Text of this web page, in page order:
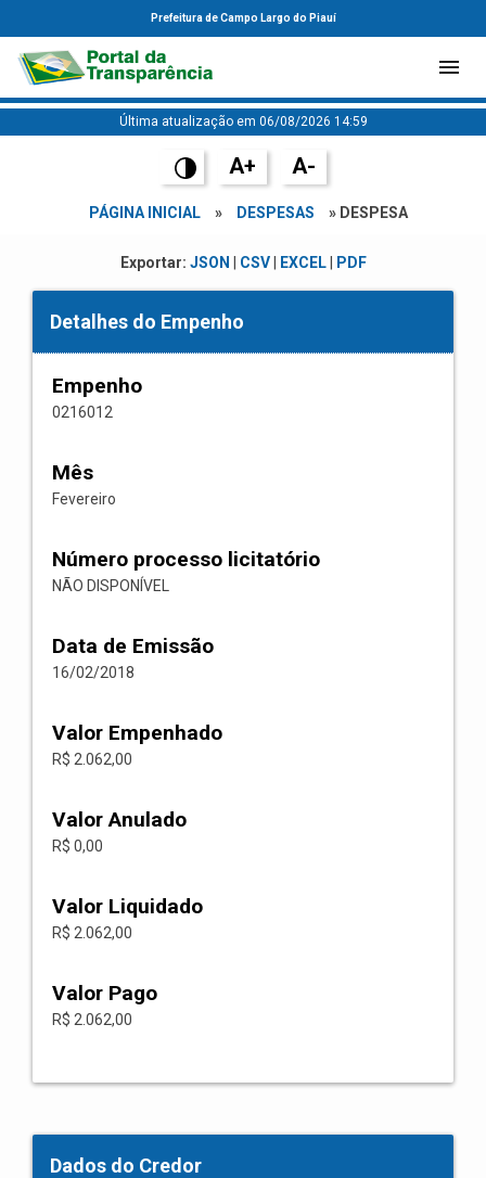
Prefeitura de Campo Largo do Piauí
Última atualização em 06/08/2026 14:59
A+ A-
PÁGINA INICIAL » DESPESAS » DESPESA
Exportar: JSON CSV| EXCEL| PDF
Detalhes do Empenho
Empenho
0216012
Mês
Fevereiro
Número processo licitatório
NÃO DISPONÍVEL
Data de Emissão
16/02/2018
Valor Empenhado
R$ 2.062,00
Valor Anulado
R$ 0,00
Valor Liquidado
R$ 2.062,00
Valor Pago
R$ 2.062,00
Dados do Credor